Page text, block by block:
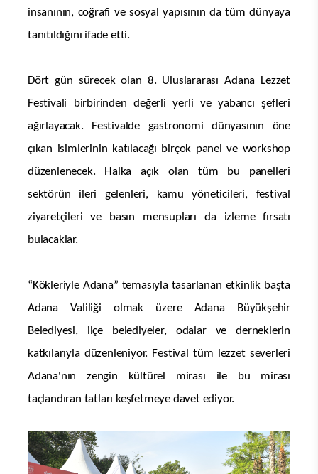
insanının, coğrafi ve sosyal yapısının da tüm dünyaya
tanıtıldığını ifade etti.
Dört gün sürecek olan 8. Uluslararası Adana Lezzet
Festivali birbirinden değerli yerli ve yabancı şefleri
ağırlayacak. Festivalde gastronomi dünyasının öne
çıkan isimlerinin katılacağı birçok panel ve workshop
düzenlenecek. Halka açık olan tüm bu panelleri
sektörün ileri gelenleri, kamu yöneticileri, festival
ziyaretçileri ve basın mensupları da izleme fırsatı
bulacaklar.
“Kökleriyle Adana” temasıyla tasarlanan etkinlik başta
Adana Valiliği olmak üzere Adana Büyükşehir
Belediyesi, ilçe belediyeler, odalar ve derneklerin
katkılarıyla düzenleniyor. Festival tüm lezzet severleri
Adana'nın zengin kültürel mirası ile bu mirası
taçlandıran tatları keşfetmeye davet ediyor.